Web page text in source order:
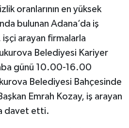
oranlarının en yüksek
bulunan Adana’da iş
işçi arayan firmalarla
Belediyesi Kariyer
günü 10.00-16.00
Belediyesi Bahçesinde
Emrah Kozay, iş arayan
davet etti.